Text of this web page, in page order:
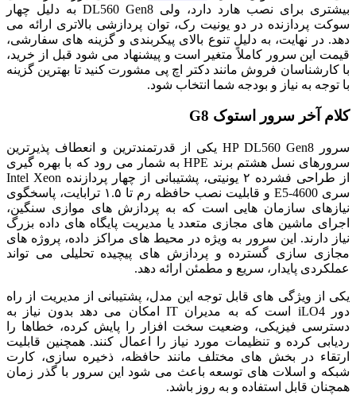
بیشتری برای نصب هارد دارد، ولی DL560 Gen8 به دلیل چهار
سوکت پردازنده در دو یونیت رک، توان پردازشی بالاتری ارائه می
دهد. در نهایت، به دلیل تنوع بالای پیکربندی و گزینه های سفارشی،
قیمت این سرور کاملاً متغیر است و پیشنهاد می شود قبل از خرید،
با کارشناسان فروش مانند دکتر اچ پی مشورت کنید تا بهترین گزینه
با توجه به نیاز و بودجه شما انتخاب شود.
کلام آخر سرور استوک G8
سرور HP DL560 Gen8 یکی از قدرتمندترین و انعطاف پذیرترین
سرورهای نسل هشتم برند HPE به شمار می رود که با بهره گیری
از طراحی فشرده ۲ یونیتی، پشتیبانی از چهار پردازنده Intel Xeon
سری E5-4600 و قابلیت نصب حافظه رم تا ۱.۵ ترابایت، پاسخگوی
نیازهای سازمان هایی است که به پردازش های موازی سنگین،
اجرای ماشین های مجازی متعدد یا مدیریت پایگاه های داده بزرگ
نیاز دارند. این سرور به ویژه در محیط های مراکز داده، پروژه های
مجازی سازی گسترده و پردازش های پیچیده تحلیلی می تواند
عملکردی پایدار، سریع و مطمئن ارائه دهد.
یکی از ویژگی های قابل توجه این مدل، پشتیبانی از مدیریت از راه
دور iLO4 است که به مدیران IT امکان می دهد بدون نیاز به
دسترسی فیزیکی، وضعیت سخت افزار را پایش کرده، خطاها را
ردیابی کرده و تنظیمات مورد نیاز را اعمال کنند. همچنین قابلیت
ارتقاء در بخش های مختلف مانند حافظه، ذخیره سازی، کارت
شبکه و اسلات های توسعه باعث می شود این سرور با گذر زمان
همچنان قابل استفاده و به روز باشد.